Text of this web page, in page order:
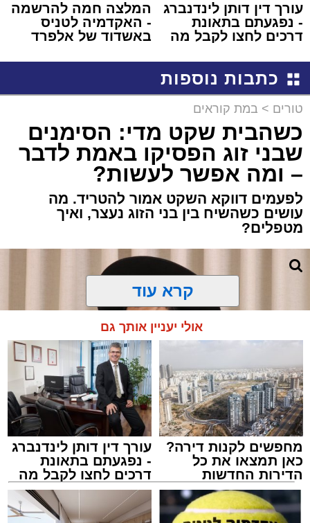
עורך דין דותן לינדנברג
- נפגעתם בתאונת
דרכים לחצו לקבל מה
המלצה חמה להרשמה
- האקדמיה לטניס
באשדוד של אלפרד
כתבות נוספות
טורים > במת קוראים
כשהבית שקט מדי: הסימנים
שבני זוג הפסיקו באמת לדבר
– ומה אפשר לעשות?
לפעמים דווקא השקט אמור להטריד. מה
עושים כשהשיח בין בני הזוג נעצר, ואיך
מטפלים?
צילום: באדיבות המצלם
קרא עוד
אולי יעניין אותך גם
מחפשים לקנות דירה?
כאן תמצאו את כל
הדירות החדשות
למכירה באשדוד >>>
עורך דין דותן לינדנברג
- נפגעתם בתאונת
דרכים לחצו לקבל מה
שמגיע לכם